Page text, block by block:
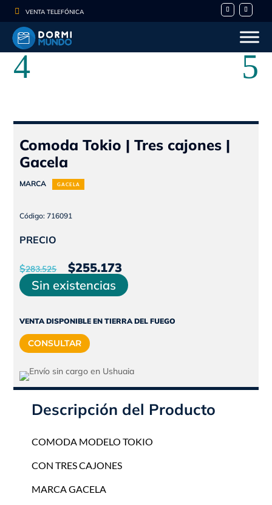
 VENTA TELEFÓNICA
Comoda Tokio | Tres cajones |
Gacela
MARCA GACELA
Código: 716091
PRECIO
$283.525
El
precio
original
era:
$283.525.
$255.173
precio
actual
es:
Sin existencias
VENTA DISPONIBLE EN TIERRA DEL FUEGO
CONSULTAR
Descripción del Producto
COMODA MODELO TOKIO
CON TRES CAJONES
MARCA GACELA